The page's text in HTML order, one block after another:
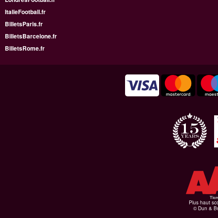
ItalieFootball.fr
BilletsParis.fr
BilletsBarcelone.fr
BilletsRome.fr
Plus haut
© Dun &